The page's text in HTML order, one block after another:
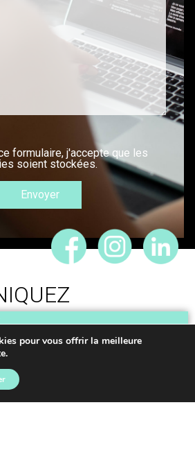
formulaire, j'accepte que les
soient stockées.
VOS
pour vous offrir la meilleure